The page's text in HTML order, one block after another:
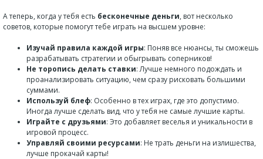
А теперь, когда у тебя есть бесконечные деньги, вот несколько
советов, которые помогут тебе играть на высшем уровне:
Изучай правила каждой игры: Поняв все нюансы, ты сможешь
разрабатывать стратегии и обыгрывать соперников!
Не торопись делать ставки: Лучше немного подождать и
проанализировать ситуацию, чем сразу рисковать большими
суммами.
Используй блеф: Особенно в тех играх, где это допустимо.
Иногда лучше сделать вид, что у тебя не самые лучшие карты.
Играйте с друзьями: Это добавляет веселья и уникальности в
игровой процесс.
Управляй своими ресурсами: Не трать деньги на излишества,
лучше прокачай карты!